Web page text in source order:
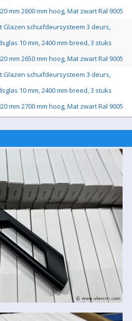
mm 2600 mm hoog, Mat zwart Ral 9005
Glazen schuifdeursysteem 3 deurs,
10 mm, 2400 mm breed, 3 stuks
mm 2650 mm hoog, Mat zwart Ral 9005
Glazen schuifdeursysteem 3 deurs,
10 mm, 2400 mm breed, 3 stuks
mm 2700 mm hoog, Mat zwart Ral 9005